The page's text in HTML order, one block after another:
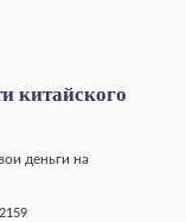
китайского
деньги на
2159